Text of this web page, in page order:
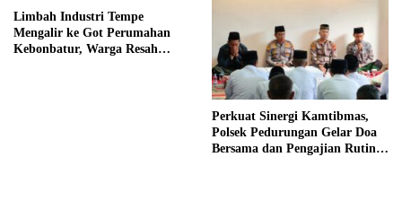
Limbah Industri Tempe
Mengalir ke Got Perumahan
Kebonbatur, Warga Resah
Perkuat Sinergi Kamtibmas,
Polsek Pedurungan Gelar Doa
Bersama dan Pengajian Rutin